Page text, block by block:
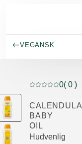
VEGANSK
Current rating:
0( 0 )
CALENDULA
BABY
OIL
Hudvenlig